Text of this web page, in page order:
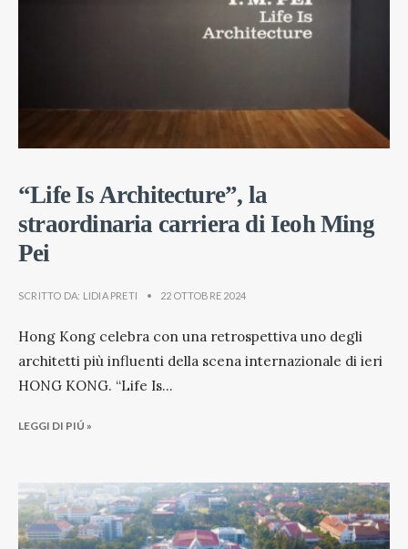
“Life Is Architecture”, la
straordinaria carriera di Ieoh Ming
Pei
SCRITTO DA: LIDIA PRETI • 22 OTTOBRE 2024
Hong Kong celebra con una retrospettiva uno degli
architetti più influenti della scena internazionale di ieri
HONG KONG. “Life Is...
LEGGI DI PIÚ »